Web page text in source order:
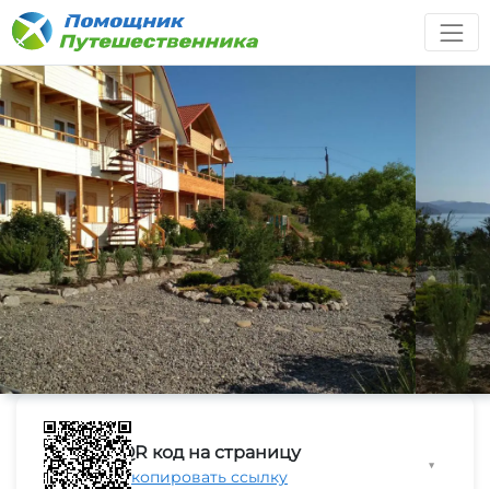
QR код на страницу
Скопировать ссылку
▼